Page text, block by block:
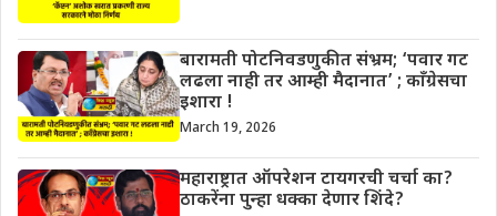
बारामती पोटनिवडणुकीत संभ्रम; ‘पवार गट
लढला नाही तर आम्ही मैदानात’ ; काँग्रेसचा
इशारा !
March 19, 2026
महाराष्ट्रात ऑपरेशन टायगरची चर्चा का?
ठाकरेंना पुन्हा धक्का देणार शिंदे?